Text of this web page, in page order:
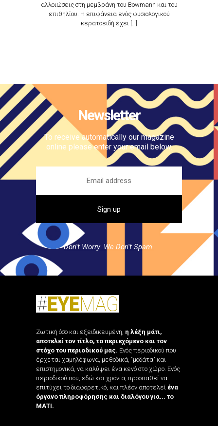
αλλοιώσεις στη μεμβράνη του Bowmann και του
επιθηλίου. Η επιφάνεια ενός φυσιολογικού
κερατοειδή έχει […]
Newsletter
To receive automatically our magazine
online please enter your email below.
Don't Worry. We Don't Spam.
Ζωτική όσο και εξειδικευμένη, η λέξη μάτι,
αποτελεί τον τίτλο, το περιεχόμενο και τον
στόχο του περιοδικού μας. Ενός περιοδικού που
έρχεται χαμηλόφωνα, μεθοδικά, "μοδάτα" και
επιστημονικά, να καλύψει ένα κενό στο χώρο. Ενός
περιοδικού που, εδώ και χρόνια, προσπαθεί να
επιτύχει το διαφορετικό, και πλέον αποτελεί ένα
όργανο πληροφόρησης και διαλόγου για... το
ΜΑΤΙ.